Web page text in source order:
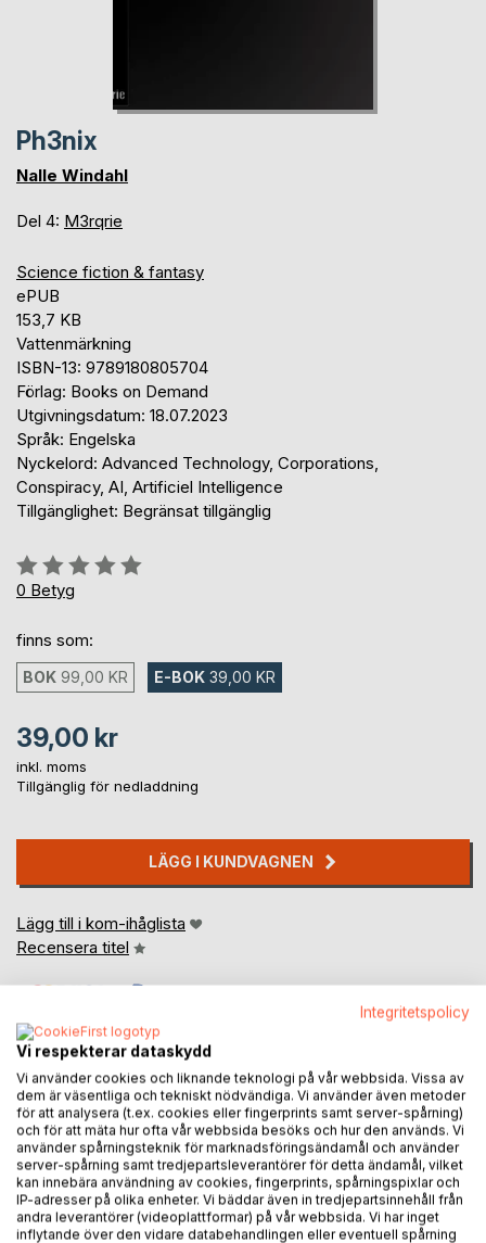
Ph3nix
Nalle Windahl
Del 4: M3rqrie
Science fiction & fantasy
ePUB
153,7 KB
Vattenmärkning
ISBN-13: 9789180805704
Förlag: Books on Demand
Utgivningsdatum: 18.07.2023
Språk: Engelska
Nyckelord: Advanced Technology, Corporations,
Conspiracy, AI, Artificiel Intelligence
Tillgänglighet: Begränsat tillgänglig
Betyg::
0%
0 Betyg
finns som:
BOK 99,00 KR E-BOK 39,00 KR
39,00 kr
inkl. moms
Tillgänglig för nedladdning
LÄGG I KUNDVAGNEN
Lägg till i kom-ihåglista
Recensera titel
BESKRIVNING
Imagine a time, about 50 years after 914D00m. How would
the world appear after the clash between DS and
N3v3r!and?
Integritetspolicy
Vi respekterar dataskydd
Vi använder cookies och liknande teknologi på vår webbsida. Vissa av
dem är väsentliga och tekniskt nödvändiga. Vi använder även metoder
för att analysera (t.ex. cookies eller fingerprints samt server-spårning)
och för att mäta hur ofta vår webbsida besöks och hur den används. Vi
använder spårningsteknik för marknadsföringsändamål och använder
server-spårning samt tredjepartsleverantörer för detta ändamål, vilket
kan innebära användning av cookies, fingerprints, spårningspixlar och
IP-adresser på olika enheter. Vi bäddar även in tredjepartsinnehåll från
andra leverantörer (videoplattformar) på vår webbsida. Vi har inget
inflytande över den vidare databehandlingen eller eventuell spårning